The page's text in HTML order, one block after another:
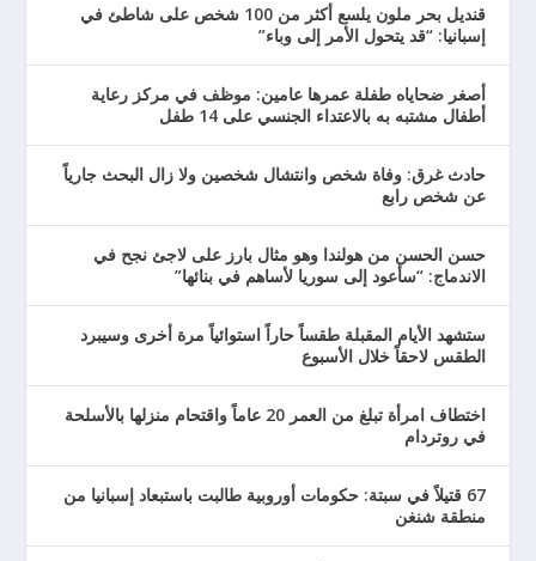
قنديل بحر ملون يلسع أكثر من 100 شخص على شاطئ في
إسبانيا: “قد يتحول الأمر إلى وباء”
أصغر ضحاياه طفلة عمرها عامين: موظف في مركز رعاية
أطفال مشتبه به بالاعتداء الجنسي على 14 طفل
حادث غرق: وفاة شخص وانتشال شخصين ولا زال البحث جارياً
عن شخص رابع
حسن الحسن من هولندا وهو مثال بارز على لاجئ نجح في
الاندماج: “سأعود إلى سوريا لأساهم في بنائها”
ستشهد الأيام المقبلة طقساً حاراً استوائياً مرة أخرى وسيبرد
الطقس لاحقاً خلال الأسبوع
اختطاف امرأة تبلغ من العمر 20 عاماً واقتحام منزلها بالأسلحة
في روتردام
67 قتيلاً في سبتة: حكومات أوروبية طالبت باستبعاد إسبانيا من
منطقة شنغن